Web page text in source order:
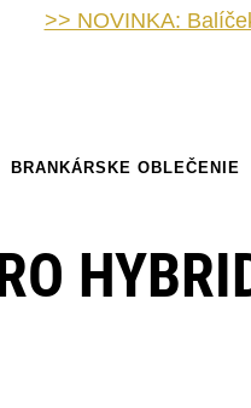
>> NOVINKA:
BRANKÁRSKE OBLEČENIE